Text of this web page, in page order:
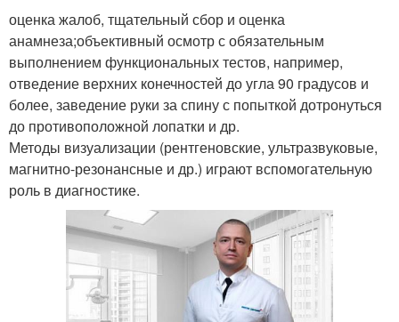
оценка жалоб, тщательный сбор и оценка
анамнеза;объективный осмотр с обязательным
выполнением функциональных тестов, например,
отведение верхних конечностей до угла 90 градусов и
более, заведение руки за спину с попыткой дотронуться
до противоположной лопатки и др.
Методы визуализации (рентгеновские, ультразвуковые,
магнитно-резонансные и др.) играют вспомогательную
роль в диагностике.